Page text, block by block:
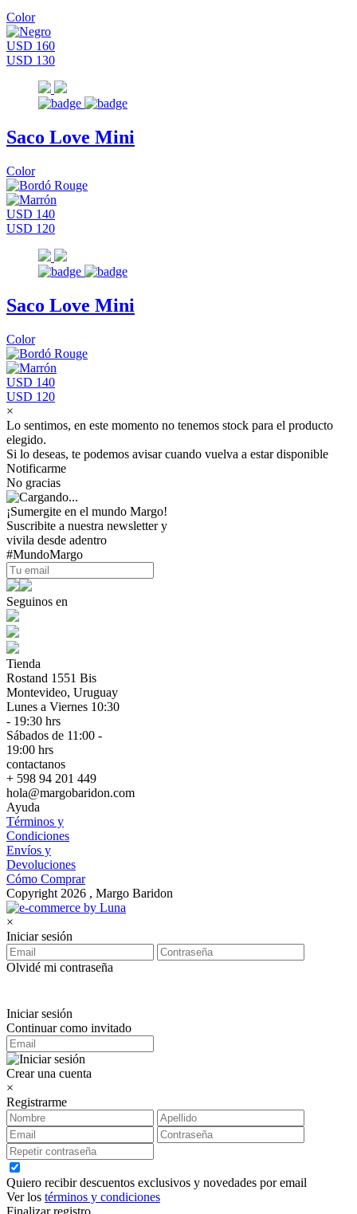
Color
USD 160
USD 130
Saco Love Mini
Color
USD 140
USD 120
Saco Love Mini
Color
USD 140
USD 120
×
Lo sentimos, en este momento no tenemos stock para el producto
elegido.
Si lo deseas, te podemos avisar cuando vuelva a estar disponible
Notificarme
No gracias
¡Sumergite en el mundo Margo!
Suscribite a nuestra newsletter y
vivila desde adentro
#MundoMargo
Seguinos en
Tienda
Rostand 1551 Bis
Montevideo, Uruguay
Lunes a Viernes 10:30
- 19:30 hrs
Sábados de 11:00 -
19:00 hrs
contactanos
+ 598 94 201 449
hola@margobaridon.com
Ayuda
Términos y
Condiciones
Envíos y
Devoluciones
Cómo Comprar
Copyright 2026 , Margo Baridon
×
Iniciar sesión
Olvidé mi contraseña
Iniciar sesión
Continuar como invitado
Crear una cuenta
×
Registrarme
Quiero recibir descuentos exclusivos y novedades por email
Ver los términos y condiciones
Finalizar registro